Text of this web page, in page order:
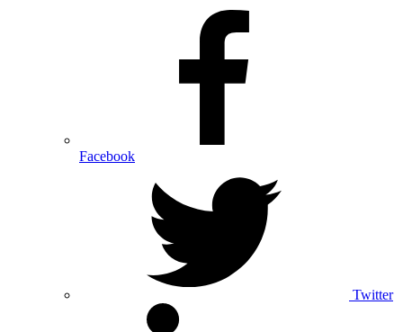
Facebook
Twitter